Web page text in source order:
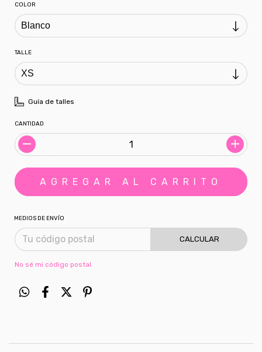
COLOR
TALLE
Guía de talles
CANTIDAD
MEDIOS DE ENVÍO
CALCULAR
No sé mi código postal